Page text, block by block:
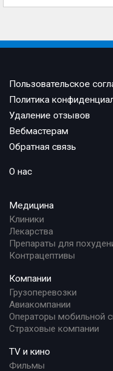
Пользовательское
Политика
Удаление отзывов
Вебмастерам
Обратная связь
О нас
Медицина
Клиники
Лекарства
Препараты для
Контрацептивы
Компании
Грузоперевозки
Авиакомпании
Операторы мобильной
Страховые компании
TV и кино
Фильмы